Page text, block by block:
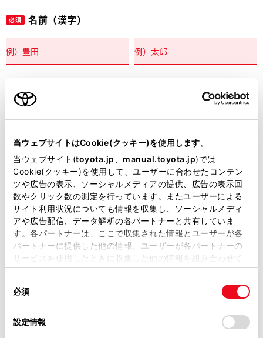
当ウェブサイトはCookie(クッキー)を使用します。
当ウェブサイト(toyota.jp manual.toyota.jp)では
Cookie(クッキー)を使用して、ユーザーに合わせたコンテン
ツや広告の表示、ソーシャルメディアの提供、広告の表示回
数やクリック数の測定を行っています。またユーザーによる
サイト利用状況についても情報を収集し、ソーシャルメディ
アや広告配信、データ解析の各パートナーと共有していま
す。各パートナーは、ここで収集された情報とユーザーが各
パートナーに提供した他の情報、ユーザーが各パートナーの
サービスを使用したときに収集した他の情報を組み合わせて
使用することがあります。当ウェブサイトの使用を続行する
デバイスにすべてのCookie(クッキー)が保存されることに同
意したことになります。Cookie(クッキー)のオプトアウト、
必須
設定情報
必須 名前（漢字）
必須 名前（カナ）
必須 郵便番号
住所自動入力
必須 都道府県
必須 市区町村名